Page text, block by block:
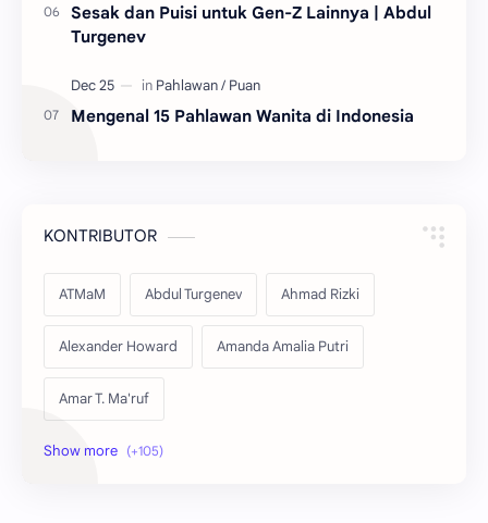
Sesak dan Puisi untuk Gen-Z Lainnya | Abdul
Turgenev
Mengenal 15 Pahlawan Wanita di Indonesia
KONTRIBUTOR
ATMaM Abdul Turgenev Ahmad Rizki
Alexander Howard Amanda Amalia Putri
Amar T. Ma'ruf
Amira Zakia Khoerunisa